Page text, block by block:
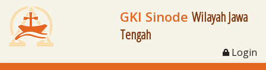
GKI Sinode Wilayah Jawa
Tengah
Login